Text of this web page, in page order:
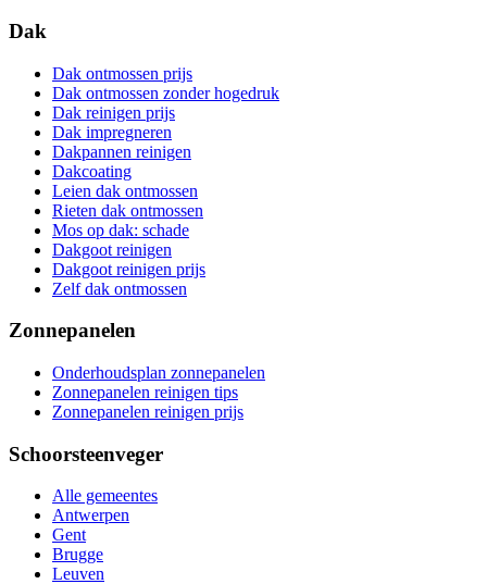
Dak
Dak ontmossen prijs
Dak ontmossen zonder hogedruk
Dak reinigen prijs
Dak impregneren
Dakpannen reinigen
Dakcoating
Leien dak ontmossen
Rieten dak ontmossen
Mos op dak: schade
Dakgoot reinigen
Dakgoot reinigen prijs
Zelf dak ontmossen
Zonnepanelen
Onderhoudsplan zonnepanelen
Zonnepanelen reinigen tips
Zonnepanelen reinigen prijs
Schoorsteenveger
Alle gemeentes
Antwerpen
Gent
Brugge
Leuven